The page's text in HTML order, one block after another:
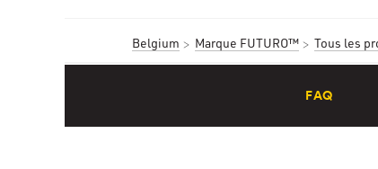
Belgium Marque FUTURO™ Tous les
FAQ